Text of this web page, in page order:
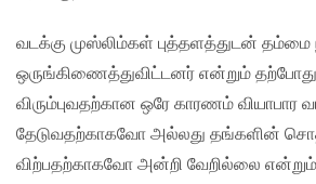
வடக்கு முஸ்லிம்கள் புத்தளத்துடன் தம்மை
ஒருங்கிணைத்துவிட்டனர் என்றும்
விரும்புவதற்கான ஒரே காரணம் வியாபார
தேடுவதற்காகவோ அல்லது தங்களின்
விற்பதற்காகவோ அன்றி வேறில்லை